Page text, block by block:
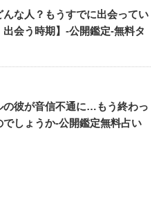
んな人？もうすでに出会ってい
出会う時期】-公開鑑定-無料タ
の彼が音信不通に…もう終わっ
でしょうか-公開鑑定無料占い